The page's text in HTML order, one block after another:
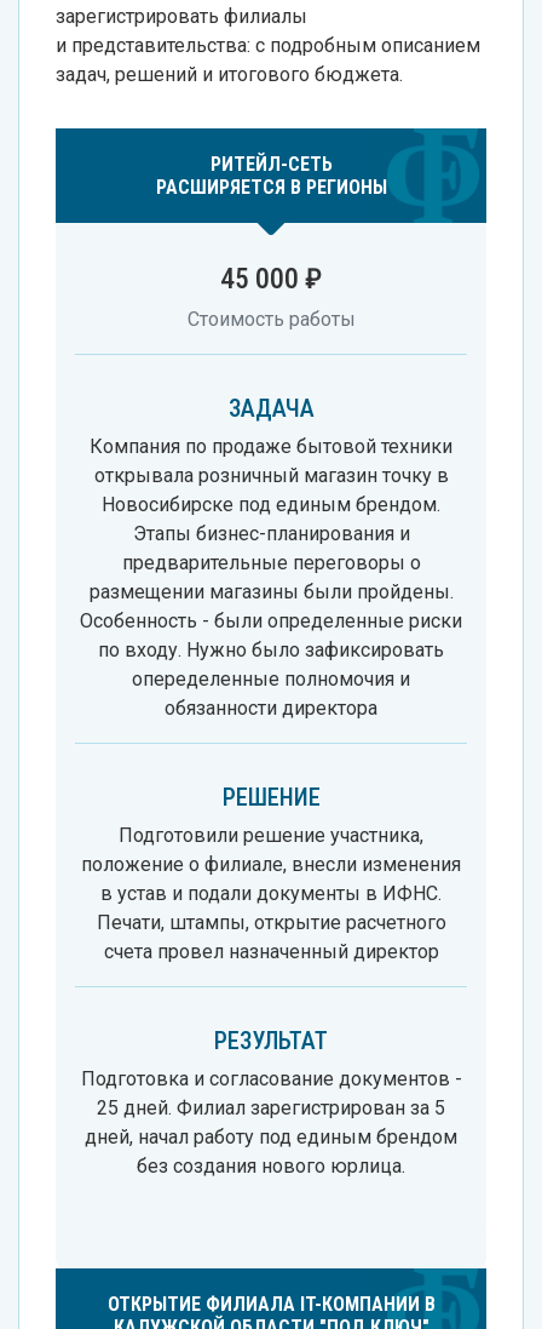
зарегистрировать филиалы
и представительства: с подробным описанием
задач, решений и итогового бюджета.
РИТЕЙЛ-СЕТЬ
РАСШИРЯЕТСЯ В РЕГИОНЫ
45 000 ₽
Стоимость работы
ЗАДАЧА
Компания по продаже бытовой техники
открывала розничный магазин точку в
Новосибирске под единым брендом.
Этапы бизнес-планирования и
предварительные переговоры о
размещении магазины были пройдены.
Особенность - были определенные риски
по входу. Нужно было зафиксировать
опеределенные полномочия и
обязанности директора
РЕШЕНИЕ
Подготовили решение участника,
положение о филиале, внесли изменения
в устав и подали документы в ИФНС.
Печати, штампы, открытие расчетного
счета провел назначенный директор
РЕЗУЛЬТАТ
Подготовка и согласование документов -
25 дней. Филиал зарегистрирован за 5
дней, начал работу под единым брендом
без создания нового юрлица.
ОТКРЫТИЕ ФИЛИАЛА IT-КОМПАНИИ В